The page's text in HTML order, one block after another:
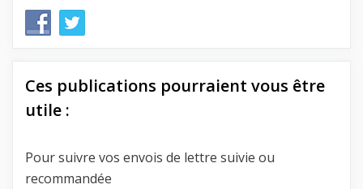
Ces publications pourraient vous être
utile :
Pour suivre vos envois de lettre suivie ou
recommandée